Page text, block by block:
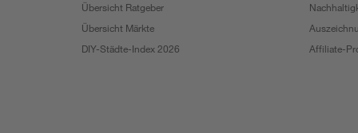
Übersicht Ratgeber
Übersicht Märkte
DIY-Städte-Index 2026
Affiliate-